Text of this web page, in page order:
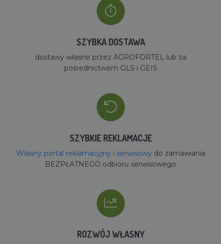
SZYBKA DOSTAWA
dostawy własne przez AGROFORTEL lub za
pośrednictwem GLS i GEIS
SZYBKIE REKLAMACJE
Własny portal reklamacyjny i serwisowydo zamawiania
BEZPŁATNEGO odbioru serwisowego
ROZWÓJ WŁASNY